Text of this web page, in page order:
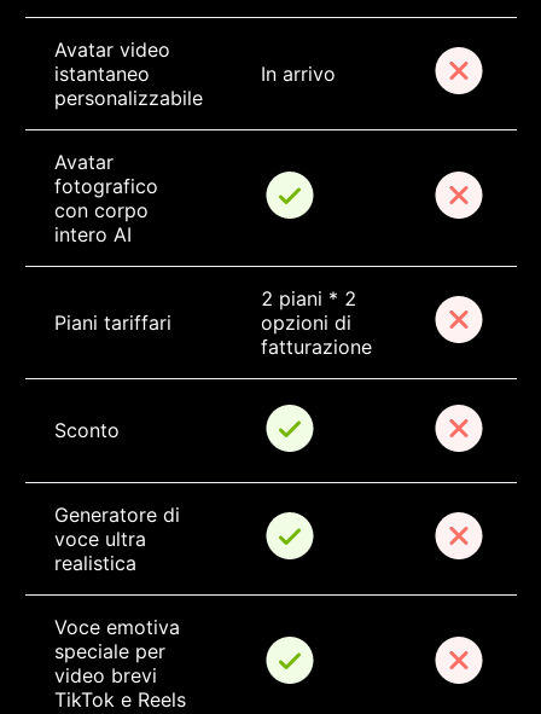
Avatar video
istantaneo
personalizzabile
In arrivo
Avatar
fotografico
con corpo
intero AI
Piani tariffari
2 piani * 2
opzioni di
fatturazione
Sconto
Generatore di
voce ultra
realistica
Voce emotiva
speciale per
video brevi
TikTok e Reels